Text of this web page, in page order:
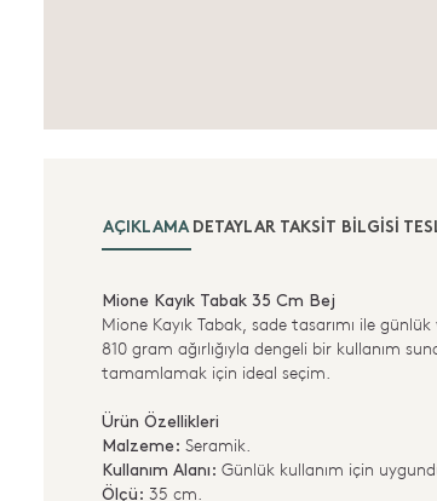
AÇIKLAMA DETAYLAR TAKSIT BILGISI
Mione Kayık Tabak 35 Cm Bej
Mione Kayık Tabak, sade tasarımı ile
810 gram ağırlığıyla dengeli bir kullanım
tamamlamak için ideal seçim.
Ürün Özellikleri
Malzeme: Seramik.
Kullanım Alanı: Günlük kullanım için
Ölçü: 35 cm.